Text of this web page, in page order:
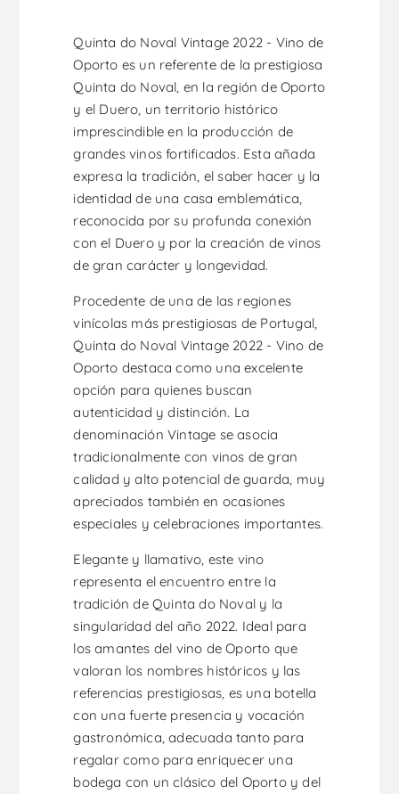
Quinta do Noval Vintage 2022 - Vino de
Oporto es un referente de la prestigiosa
Quinta do Noval, en la región de Oporto
y el Duero, un territorio histórico
imprescindible en la producción de
grandes vinos fortificados. Esta añada
expresa la tradición, el saber hacer y la
identidad de una casa emblemática,
reconocida por su profunda conexión
con el Duero y por la creación de vinos
de gran carácter y longevidad.
Procedente de una de las regiones
vinícolas más prestigiosas de Portugal,
Quinta do Noval Vintage 2022 - Vino de
Oporto destaca como una excelente
opción para quienes buscan
autenticidad y distinción. La
denominación Vintage se asocia
tradicionalmente con vinos de gran
calidad y alto potencial de guarda, muy
apreciados también en ocasiones
especiales y celebraciones importantes.
Elegante y llamativo, este vino
representa el encuentro entre la
tradición de Quinta do Noval y la
singularidad del año 2022. Ideal para
los amantes del vino de Oporto que
valoran los nombres históricos y las
referencias prestigiosas, es una botella
con una fuerte presencia y vocación
gastronómica, adecuada tanto para
regalar como para enriquecer una
bodega con un clásico del Oporto y del